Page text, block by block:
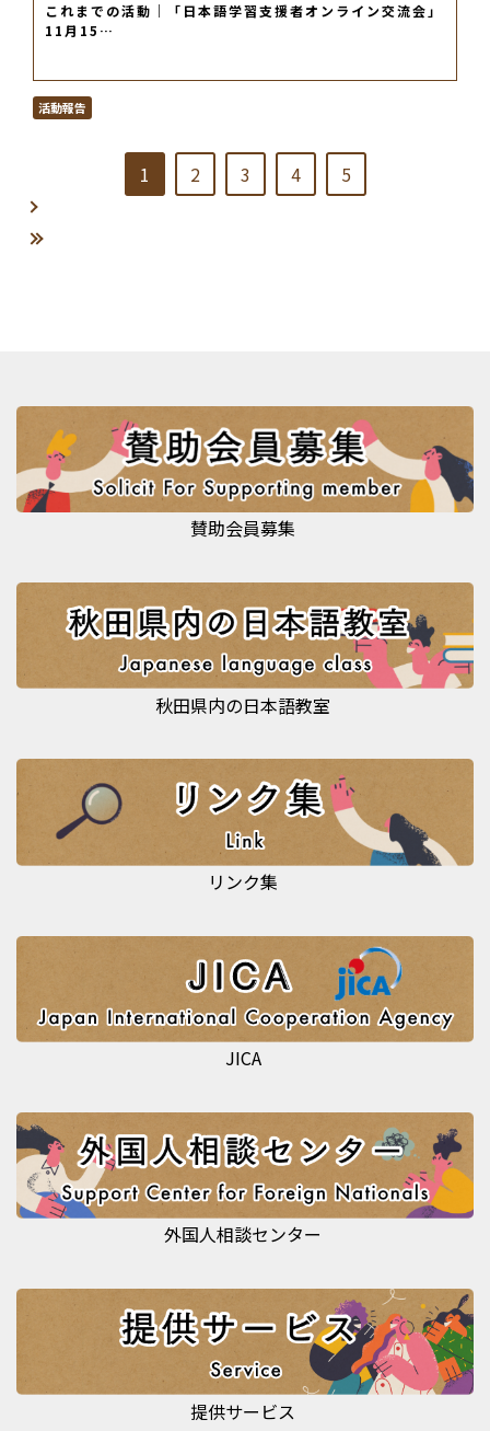
これまでの活動｜「日本語学習支援者オンライン交流会」
11月15…
活動報告
1 2 3 4 5
賛助会員募集
秋田県内の日本語教室
リンク集
JICA
外国人相談センター
提供サービス